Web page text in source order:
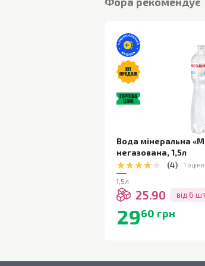
Вода мінеральна
негазована, 1,5л
(4) 1
1,5л
25.90 від 6
2960 грн